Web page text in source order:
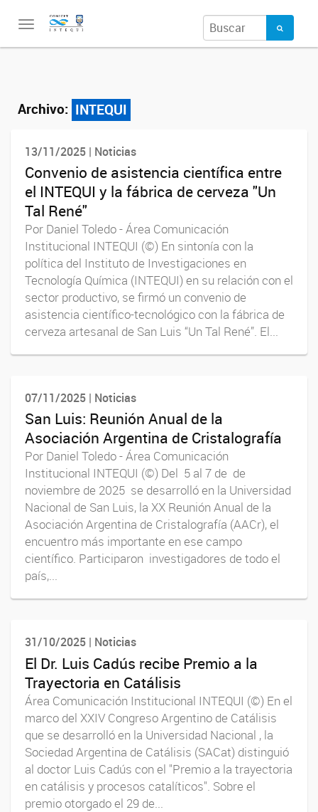
Toggle
Archivo: INTEQUI
13/11/2025 | Noticias
Convenio de asistencia científica entre
el INTEQUI y la fábrica de cerveza "Un
Tal René"
Por Daniel Toledo - Área Comunicación
Institucional INTEQUI (©) En sintonía con la
política del Instituto de Investigaciones en
Tecnología Química (INTEQUI) en su relación con el
sector productivo, se firmó un convenio de
asistencia científico-tecnológico con la fábrica de
cerveza artesanal de San Luis “Un Tal René”. El...
07/11/2025 | Noticias
San Luis: Reunión Anual de la
Asociación Argentina de Cristalografía
Por Daniel Toledo - Área Comunicación
Institucional INTEQUI (©) Del 5 al 7 de de
noviembre de 2025 se desarrolló en la Universidad
Nacional de San Luis, la XX Reunión Anual de la
Asociación Argentina de Cristalografía (AACr), el
encuentro más importante en ese campo
científico. Participaron investigadores de todo el
país,...
31/10/2025 | Noticias
El Dr. Luis Cadús recibe Premio a la
Trayectoria en Catálisis
Área Comunicación Institucional INTEQUI (©) En el
marco del XXIV Congreso Argentino de Catálisis
que se desarrolló en la Universidad Nacional , la
Sociedad Argentina de Catálisis (SACat) distinguió
al doctor Luis Cadús con el "Premio a la trayectoria
en catálisis y procesos catalíticos". Sobre el
premio otorgado el 29 de...